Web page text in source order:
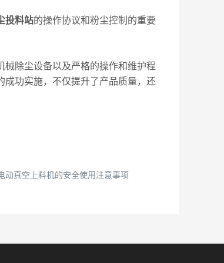
投料站的操作协议和粉尘控制的重要
除尘设备以及严格的操作和维护程
功实施，不仅提升了产品质量，还
动真空上料机的安全使用注意事项